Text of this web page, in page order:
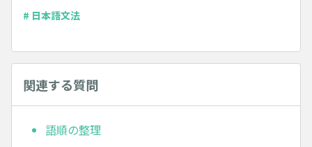
# 日本語文法
関連する質問
語順の整理